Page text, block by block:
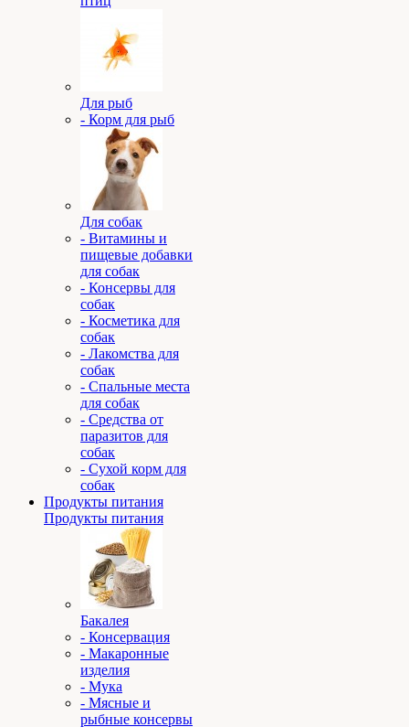
Для рыб
- Корм для рыб
Для собак
- Витамины и
пищевые добавки
для собак
- Консервы для
собак
- Косметика для
собак
- Лакомства для
собак
- Спальные места
для собак
- Средства от
паразитов для
собак
- Сухой корм для
собак
Продукты питания
Продукты питания
Бакалея
- Консервация
- Макаронные
изделия
- Мука
- Мясные и
рыбные консервы